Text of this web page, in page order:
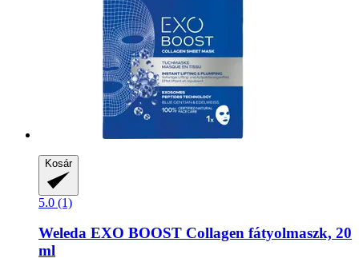
Kosár
5.0 (1)
Weleda EXO BOOST Collagen fátyolmaszk, 20
ml